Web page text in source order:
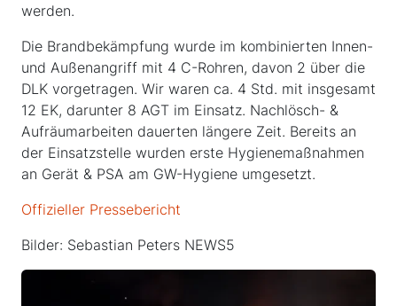
werden.
Die Brandbekämpfung wurde im kombinierten Innen-
und Außenangriff mit 4 C-Rohren, davon 2 über die
DLK vorgetragen. Wir waren ca. 4 Std. mit insgesamt
12 EK, darunter 8 AGT im Einsatz. Nachlösch- &
Aufräumarbeiten dauerten längere Zeit. Bereits an
der Einsatzstelle wurden erste Hygienemaßnahmen
an Gerät & PSA am GW-Hygiene umgesetzt.
Offizieller Pressebericht
Bilder: Sebastian Peters NEWS5